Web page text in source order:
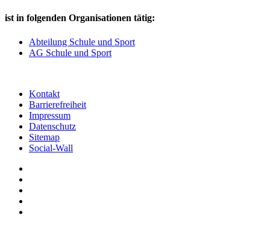
ist in folgenden Organisationen tätig:
Abteilung Schule und Sport
AG Schule und Sport
Kontakt
Barrierefreiheit
Impressum
Datenschutz
Sitemap
Social-Wall